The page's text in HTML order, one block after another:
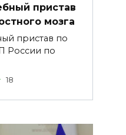
пристав
мозга
пристав по
России по
18